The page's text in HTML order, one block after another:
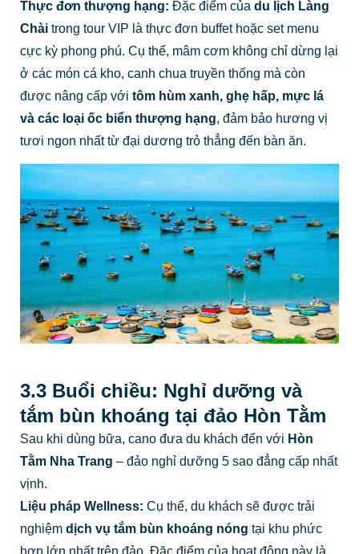
Thực đơn thượng hạng: Đặc điểm của du lịch Làng
Chàitrong tour VIP là thực đơn buffet hoặc set menu
cực kỳ phong phú. Cụ thể, mâm cơm không chỉ dừng lại
ở các món cá kho, canh chua truyền thống mà còn
được nâng cấp với tôm hùm xanh, ghẹ hấp, mực lá
và các loại ốc biển thượng hạng, đảm bảo hương vị
tươi ngon nhất từ đại dương trỏ thẳng đến bàn ăn.
3.3 Buổi chiều: Nghỉ dưỡng và
tắm bùn khoáng tại đảo Hòn Tằm
Sau khi dùng bữa, cano đưa du khách đến với Hòn
Tằm Nha Trang – đảo nghỉ dưỡng 5 sao đẳng cấp nhất
vịnh.
Liệu pháp Wellness: Cụ thể, du khách sẽ được trải
nghiệm dịch vụ tắm bùn khoáng nóng tại khu phức
hợp lớn nhất trên đảo. Đặc điểm của hoạt động này là